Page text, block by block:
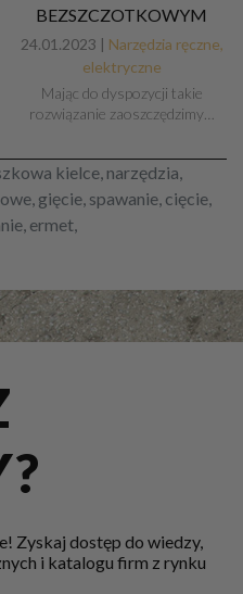
BEZSZCZOTKOWYM
24.01.2023 | Narzędzia ręczne,
elektryczne
Mając do dyspozycji takie
rozwiązanie zaoszczędzimy…
kielce, narzędzia,
gięcie, spawanie, cięcie,
ermet,
Zyskaj dostęp do wiedzy,
i katalogu firm z rynku